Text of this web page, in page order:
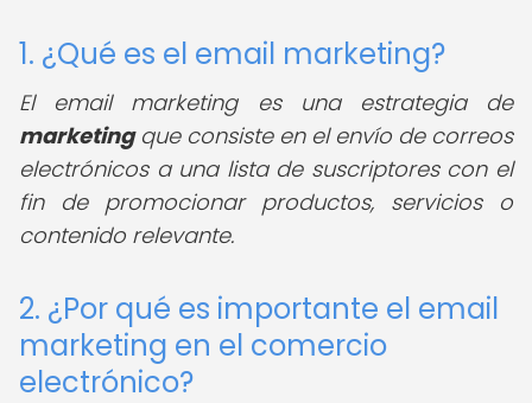
1. ¿Qué es el email marketing?
El email marketing es una estrategia de
marketingque consiste en el envío de correos
electrónicos a una lista de suscriptores con el
fin de promocionar productos, servicios o
contenido relevante.
2. ¿Por qué es importante el email
marketing en el comercio
electrónico?